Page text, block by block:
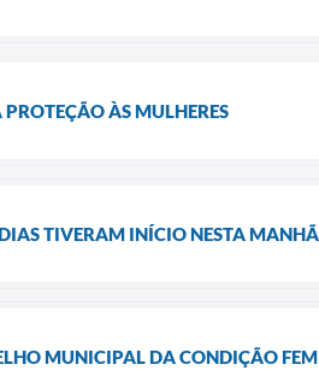
ÀS MULHERES
TIVERAM INÍCIO NESTA MANHÃ
MUNICIPAL DA CONDIÇÃO